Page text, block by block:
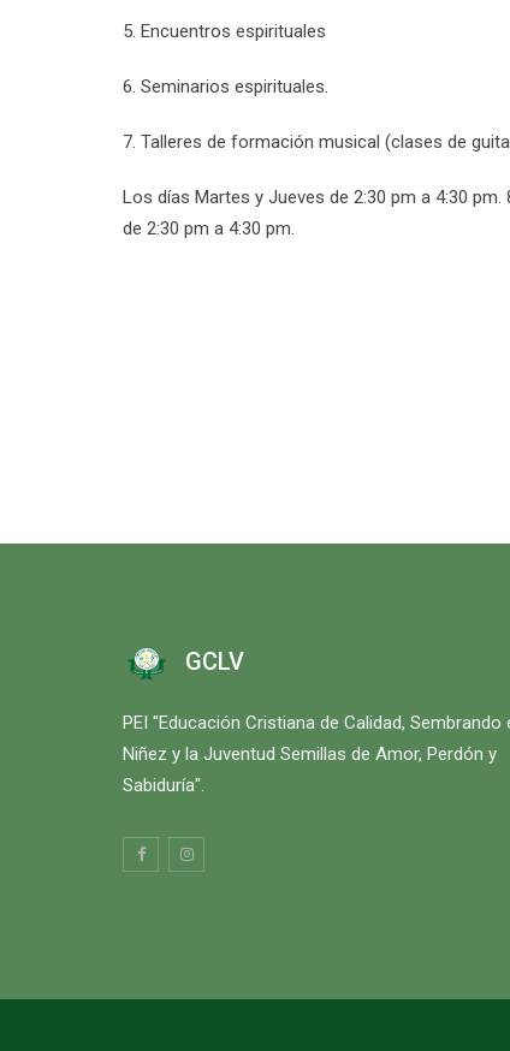
5. Encuentros espirituales
6. Seminarios espirituales.
7. Talleres de formación musical (clases de
Los días Martes y Jueves de 2:30 pm a 4:30
de 2:30 pm a 4:30 pm.
GCLV
PEI "Educación Cristiana de Calidad, Sembrando
Niñez y la Juventud Semillas de Amor, Perdón y
Sabiduría".